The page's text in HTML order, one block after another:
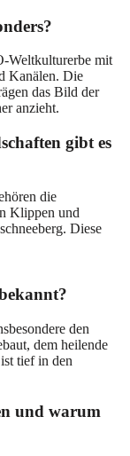
Weltkulturerbe mit
Kanälen. Die
das Bild der
anzieht.
gibt es
die
Klippen und
Diese
den
dem heilende
tief in den
und warum